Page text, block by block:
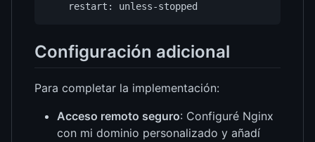
restart : unless-stopped
Configuración adicional
Para completar la implementación:
Acceso remoto seguro: Configuré Nginx
con mi dominio personalizado y añadí